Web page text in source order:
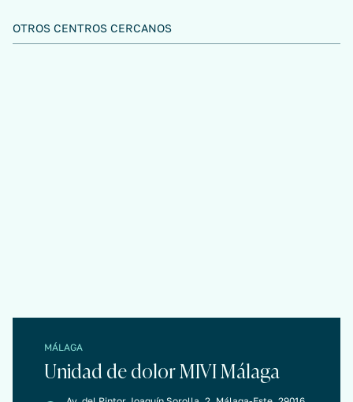
OTROS CENTROS CERCANOS
MÁLAGA
Unidad de dolor MIVI Málaga